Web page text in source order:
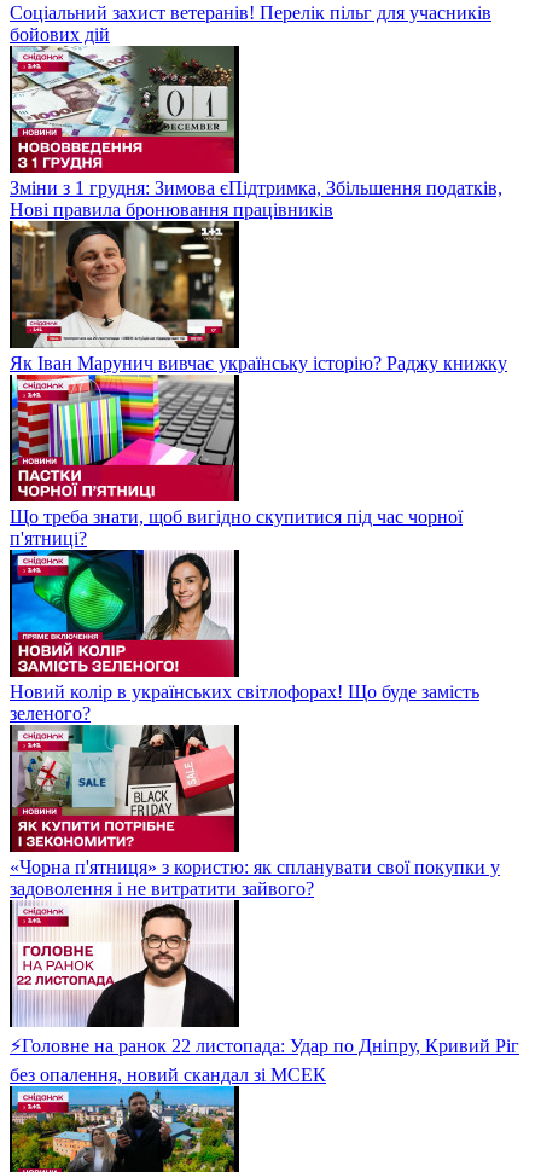
Соціальний захист ветеранів! Перелік пільг для учасників
бойових дій
Зміни з 1 грудня: Зимова єПідтримка, Збільшення податків,
Нові правила бронювання працівників
Як Іван Марунич вивчає українську історію? Раджу книжку
Що треба знати, щоб вигідно скупитися під час чорної
п'ятниці?
Новий колір в українських світлофорах! Що буде замість
зеленого?
«Чорна п'ятниця» з користю: як спланувати свої покупки у
задоволення і не витратити зайвого?
⚡Головне на ранок 22 листопада: Удар по Дніпру, Кривий Ріг
без опалення, новий скандал зі МСЕК